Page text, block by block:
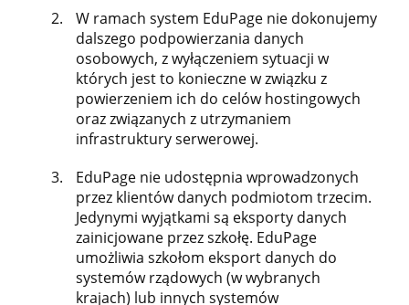
W ramach system EduPage nie dokonujemy
dalszego podpowierzania danych
osobowych, z wyłączeniem sytuacji w
których jest to konieczne w związku z
powierzeniem ich do celów hostingowych
oraz związanych z utrzymaniem
infrastruktury serwerowej.
EduPage nie udostępnia wprowadzonych
przez klientów danych podmiotom trzecim.
Jedynymi wyjątkami są eksporty danych
zainicjowane przez szkołę. EduPage
umożliwia szkołom eksport danych do
systemów rządowych (w wybranych
krajach) lub innych systemów